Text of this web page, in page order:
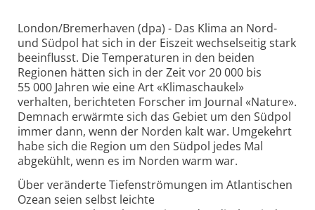
London/Bremerhaven (dpa) - Das Klima an Nord-
und Südpol hat sich in der Eiszeit wechselseitig stark
beeinflusst. Die Temperaturen in den beiden
Regionen hätten sich in der Zeit vor 20 000 bis
55 000 Jahren wie eine Art «Klimaschaukel»
verhalten, berichteten Forscher im Journal «Nature».
Demnach erwärmte sich das Gebiet um den Südpol
immer dann, wenn der Norden kalt war. Umgekehrt
habe sich die Region um den Südpol jedes Mal
abgekühlt, wenn es im Norden warm war.
Über veränderte Tiefenströmungen im Atlantischen
Ozean seien selbst leichte